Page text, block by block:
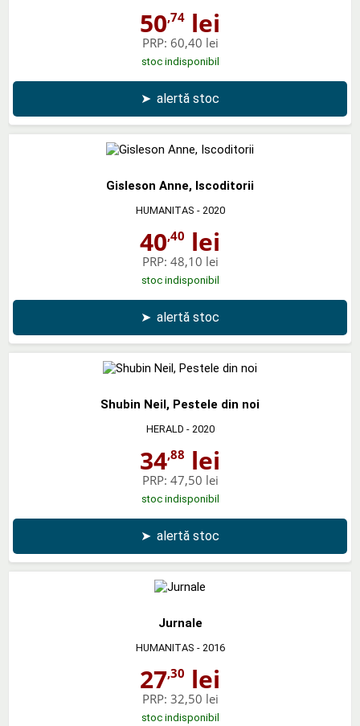
50,74 lei
PRP: 60,40 lei
stoc indisponibil
➤ alertă stoc
Gisleson Anne, Iscoditorii
HUMANITAS - 2020
40,40 lei
PRP: 48,10 lei
stoc indisponibil
➤ alertă stoc
Shubin Neil, Pestele din noi
HERALD - 2020
34,88 lei
PRP: 47,50 lei
stoc indisponibil
➤ alertă stoc
Jurnale
HUMANITAS - 2016
27,30 lei
PRP: 32,50 lei
stoc indisponibil